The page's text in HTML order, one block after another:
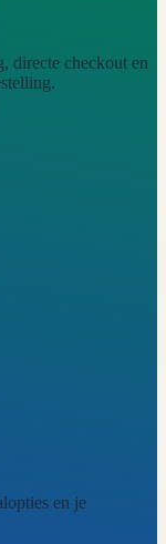
directe checkout en
en je